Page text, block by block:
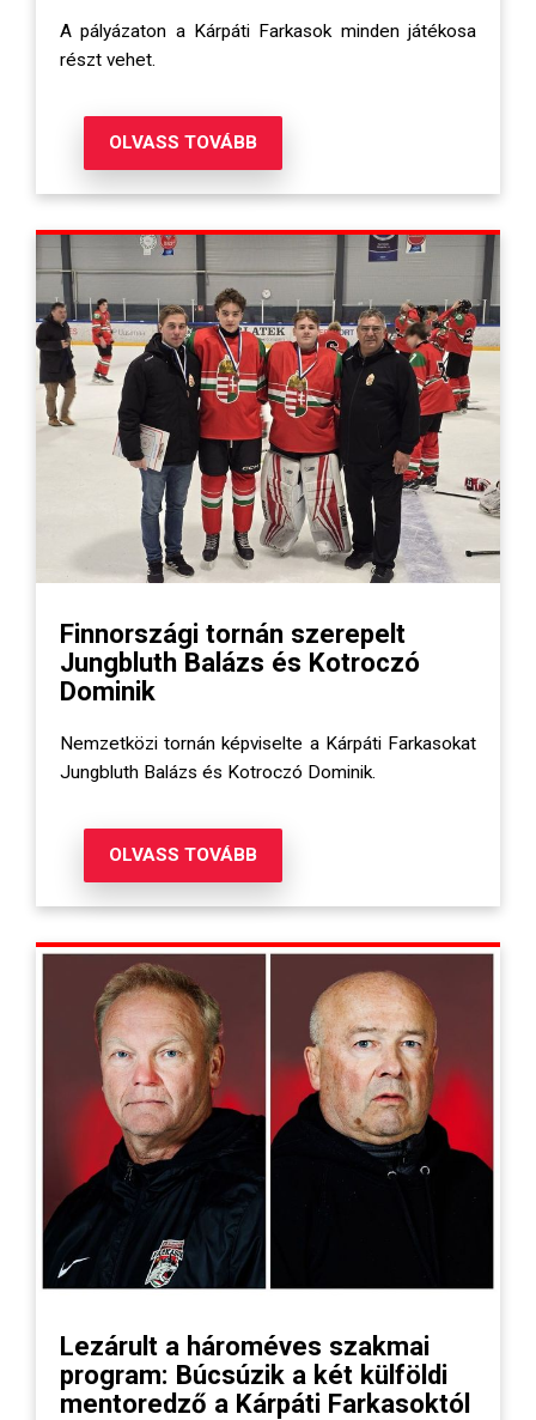
A pályázaton a Kárpáti Farkasok minden játékosa
részt vehet.
OLVASS TOVÁBB
Finnországi tornán szerepelt
Jungbluth Balázs és Kotroczó
Dominik
Nemzetközi tornán képviselte a Kárpáti Farkasokat
Jungbluth Balázs és Kotroczó Dominik.
OLVASS TOVÁBB
Lezárult a hároméves szakmai
program: Búcsúzik a két külföldi
mentoredző a Kárpáti Farkasoktól